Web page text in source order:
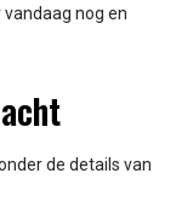
nog en
de details van